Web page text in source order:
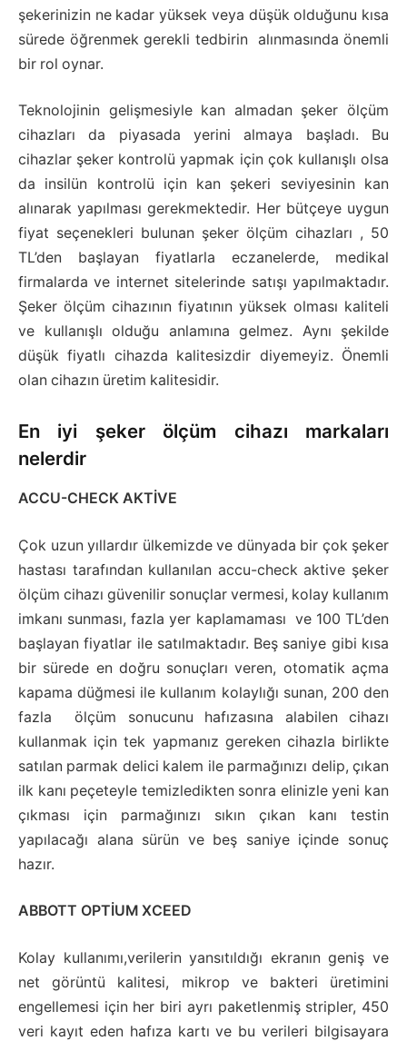
şekerinizin ne kadar yüksek veya düşük olduğunu kısa
sürede öğrenmek gerekli tedbirin alınmasında önemli
bir rol oynar.
Teknolojinin gelişmesiyle kan almadan şeker ölçüm
cihazları da piyasada yerini almaya başladı. Bu
cihazlar şeker kontrolü yapmak için çok kullanışlı olsa
da insilün kontrolü için kan şekeri seviyesinin kan
alınarak yapılması gerekmektedir. Her bütçeye uygun
fiyat seçenekleri bulunan şeker ölçüm cihazları , 50
TL’den başlayan fiyatlarla eczanelerde, medikal
firmalarda ve internet sitelerinde satışı yapılmaktadır.
Şeker ölçüm cihazının fiyatının yüksek olması kaliteli
ve kullanışlı olduğu anlamına gelmez. Aynı şekilde
düşük fiyatlı cihazda kalitesizdir diyemeyiz. Önemli
olan cihazın üretim kalitesidir.
En iyi şeker ölçüm cihazı markaları
nelerdir
ACCU-CHECK AKTİVE
Çok uzun yıllardır ülkemizde ve dünyada bir çok şeker
hastası tarafından kullanılan accu-check aktive şeker
ölçüm cihazı güvenilir sonuçlar vermesi, kolay kullanım
imkanı sunması, fazla yer kaplamaması ve 100 TL’den
başlayan fiyatlar ile satılmaktadır. Beş saniye gibi kısa
bir sürede en doğru sonuçları veren, otomatik açma
kapama düğmesi ile kullanım kolaylığı sunan, 200 den
fazla ölçüm sonucunu hafızasına alabilen cihazı
kullanmak için tek yapmanız gereken cihazla birlikte
satılan parmak delici kalem ile parmağınızı delip, çıkan
ilk kanı peçeteyle temizledikten sonra elinizle yeni kan
çıkması için parmağınızı sıkın çıkan kanı testin
yapılacağı alana sürün ve beş saniye içinde sonuç
hazır.
ABBOTT OPTİUM XCEED
Kolay kullanımı,verilerin yansıtıldığı ekranın geniş ve
net görüntü kalitesi, mikrop ve bakteri üretimini
engellemesi için her biri ayrı paketlenmiş stripler, 450
veri kayıt eden hafıza kartı ve bu verileri bilgisayara